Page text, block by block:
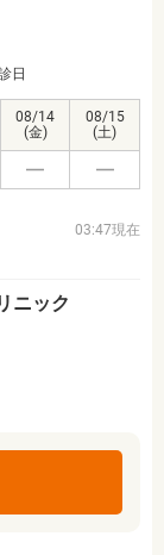
日
08/14
(金)
08/15
(土)
03:47現在
ニック